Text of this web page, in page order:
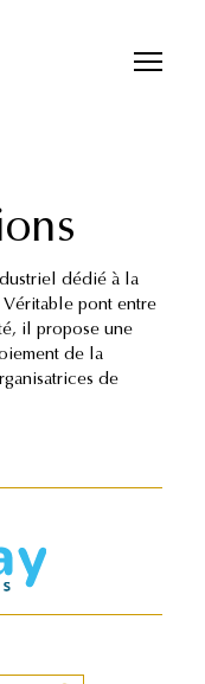
dédié à la
pont entre
il propose une
de la
de